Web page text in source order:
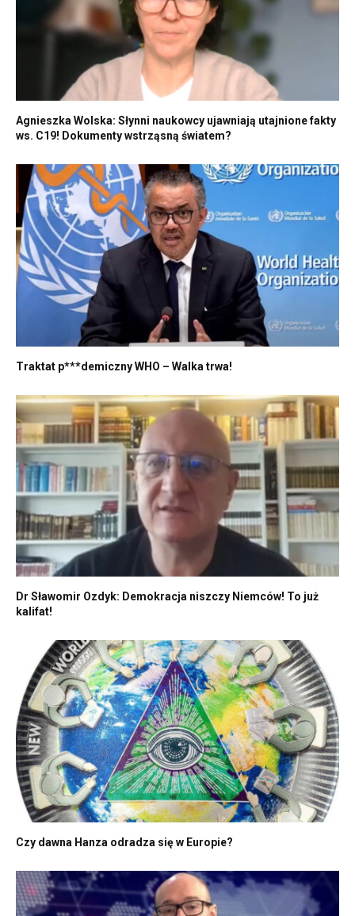
Agnieszka Wolska: Słynni naukowcy ujawniają utajnione fakty
ws. C19! Dokumenty wstrząsną światem?
Traktat p***demiczny WHO – Walka trwa!
Dr Sławomir Ozdyk: Demokracja niszczy Niemców! To już
kalifat!
Czy dawna Hanza odradza się w Europie?